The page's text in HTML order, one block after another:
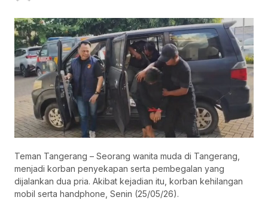
Teman Tangerang – Seorang wanita muda di Tangerang,
menjadi korban penyekapan serta pembegalan yang
dijalankan dua pria. Akibat kejadian itu, korban kehilangan
mobil serta handphone, Senin (25/05/26).